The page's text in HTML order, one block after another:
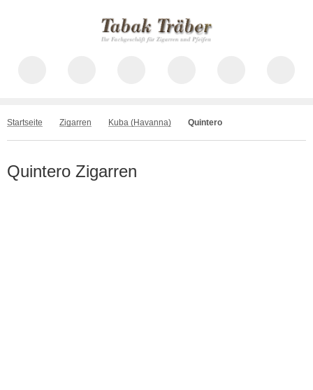
Startseite Zigarren Kuba (Havanna) Quintero
Quintero Zigarren